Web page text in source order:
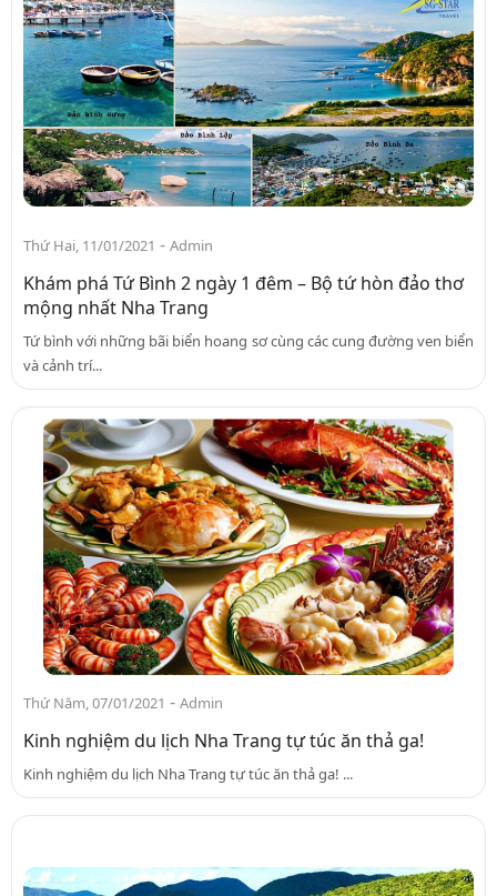
Thứ Hai, 11/01/2021 - Admin
Khám phá Tứ Bình 2 ngày 1 đêm – Bộ tứ hòn đảo thơ
mộng nhất Nha Trang
Tứ bình với những bãi biển hoang sơ cùng các cung đường ven biển
và cảnh trí...
Thứ Năm, 07/01/2021 - Admin
Kinh nghiệm du lịch Nha Trang tự túc ăn thả ga!
Kinh nghiệm du lịch Nha Trang tự túc ăn thả ga! ...